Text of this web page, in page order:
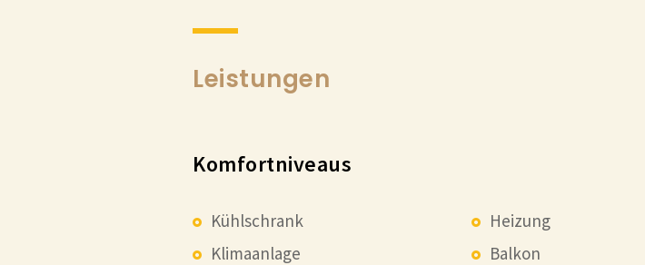
Leistungen
Komfortniveaus
Kühlschrank
Heizung
Klimaanlage
Balkon